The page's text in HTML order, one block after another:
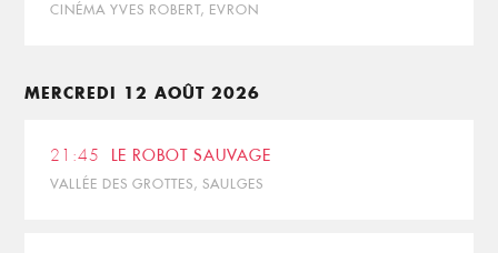
CINÉMA YVES ROBERT, EVRON
MERCREDI 12 AOÛT 2026
21:45 LE ROBOT SAUVAGE
VALLÉE DES GROTTES, SAULGES